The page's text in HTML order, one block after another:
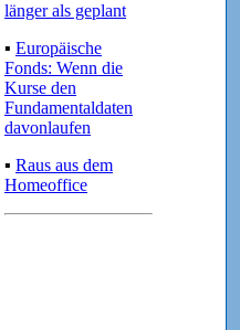
länger als geplant
▪ Europäische
Fonds: Wenn die
Kurse den
Fundamentaldaten
davonlaufen
▪ Raus aus dem
Homeoffice